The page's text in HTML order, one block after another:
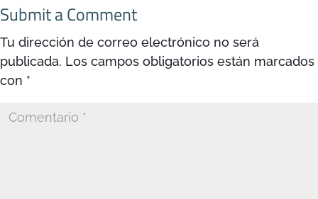
Submit a Comment
Tu dirección de correo electrónico no será
publicada. Los campos obligatorios están marcados
con *